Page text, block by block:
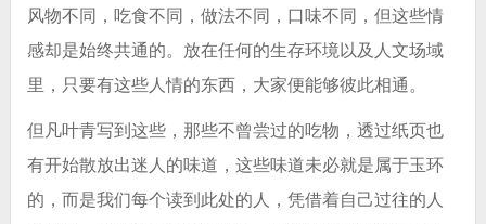
风物不同，吃食不同，做法不同，口味不同，但这些情
感却是始终共通的。放在任何的生存环境以及人文场域
里，只要有这些人情的东西，大家便能够彼此相通。
但凡叶青写到这些，那些不曾尝过的吃物，透过纸页也
有开始散放出迷人的味道，这些味道未必就是属于玉环
的，而是我们每个读到此处的人，凭借着自己过往的人